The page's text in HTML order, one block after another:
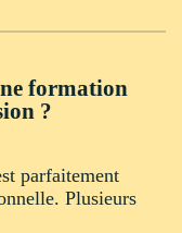
formation
?
parfaitement
Plusieurs